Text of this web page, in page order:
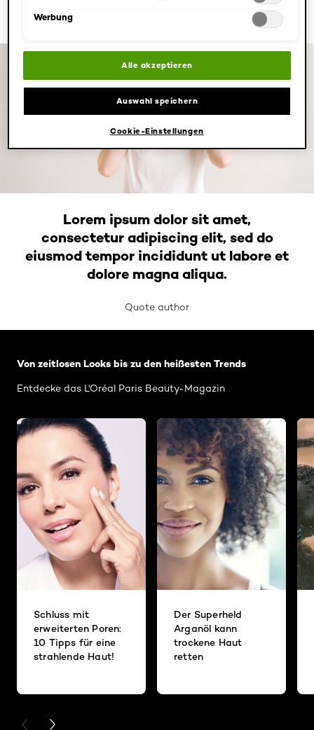
Lorem ipsum dolor sit amet,
consectetur adipiscing elit, sed do
eiusmod tempor incididunt ut labore et
dolore magna aliqua.
Quote author
Von zeitlosen Looks bis zu den heißesten Trends
Entdecke das L'Oréal Paris Beauty-Magazin
Schluss mit
erweiterten Poren:
10 Tipps für eine
strahlende Haut!
Der Superheld
Arganöl kann
trockene Haut
retten
PREVIOUS CARD
NEXT CARD
Werbung
Alle akzeptieren
Auswahl speichern
Cookie-Einstellungen